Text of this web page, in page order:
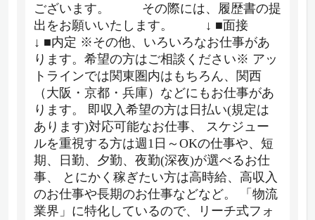
ございます。 その際には、履歴書の提
出をお願いいたします。 ↓ ■面接
↓ ■内定 ※その他、いろいろなお仕事があ
ります。希望の方はご相談ください※ アッ
トラインでは関東圏内はもちろん、関西
（大阪・京都・兵庫）などにもお仕事があ
ります。 即収入希望の方は日払い(規定は
あります)対応可能なお仕事、 スケジュー
ルを重視する方は週1日～OKの仕事や、短
期、日勤、夕勤、夜勤(深夜)が選べるお仕
事、 とにかく稼ぎたい方は高時給、高収入
のお仕事や長期のお仕事などなど。 「物流
業界」に特化しているので、リーチ式フォ